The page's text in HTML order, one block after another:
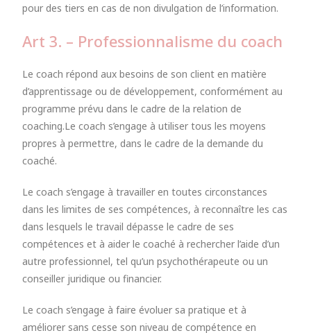
pourdes tiers en cas de non divulgation de l’information.
Art 3. – Professionnalisme du coach
Le coach répond aux besoins de son client en matière
d’apprentissage ou de développement, conformément au
programme prévu dans le cadre de la relation de
coaching.Le coach s’engage à utiliser tous les moyens
propres à permettre, dans le cadre de la demande du
coaché.
Le coach s’engage à travailler en toutes circonstances
dans les limites de ses compétences, à reconnaître les cas
dans lesquels le travail dépasse le cadre de ses
compétences et à aider le coaché à rechercher l’aide d’un
autre professionnel, tel qu’un psychothérapeute ou un
conseiller juridique ou financier.
Le coach s’engage à faire évoluer sa pratique et à
améliorer sans cesse son niveau de compétence en